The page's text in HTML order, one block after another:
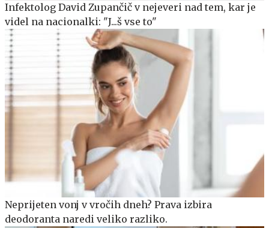
Infektolog David Zupančič v nejeveri nad tem, kar je
videl na nacionalki: "J...š vse to"
Neprijeten vonj v vročih dneh? Prava izbira
deodoranta naredi veliko razliko.